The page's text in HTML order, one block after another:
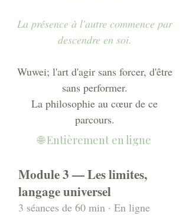
La présence à l'autre commence par
descendre en soi.
Wuwei; l'art d'agir sans forcer, d'être
sans performer.
La philosophie au cœur de ce
parcours.
🌐 Entièrement en ligne
Module 3 — Les limites,
langage universel
3 séances de 60 min · En ligne